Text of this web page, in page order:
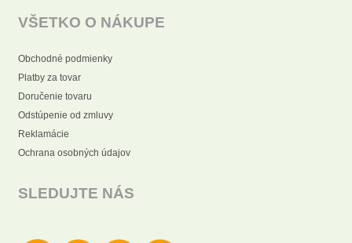
VŠETKO O NÁKUPE
Obchodné podmienky
Platby za tovar
Doručenie tovaru
Odstúpenie od zmluvy
Reklamácie
Ochrana osobných údajov
SLEDUJTE NÁS